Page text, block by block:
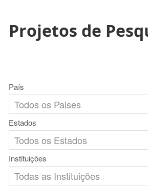
Projetos de
País
Estados
Instituições